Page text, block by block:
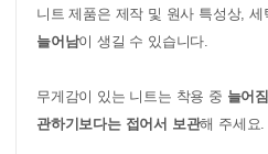
니트 제품은 제작 및 원사 특성상, 세
늘어남이 생길 수 있습니다.
무게감이 있는 니트는 착용 중 늘어
관하기보다는 접어서 보관해 주세요.